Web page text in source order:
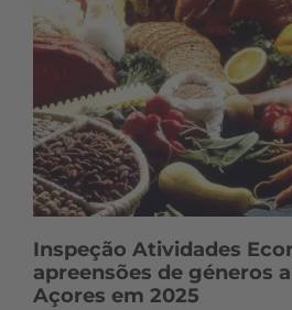
Inspeção Atividades
apreensões de géneros
Açores em 2025